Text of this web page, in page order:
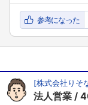
参考になった
[株式会社りそ
法人営業